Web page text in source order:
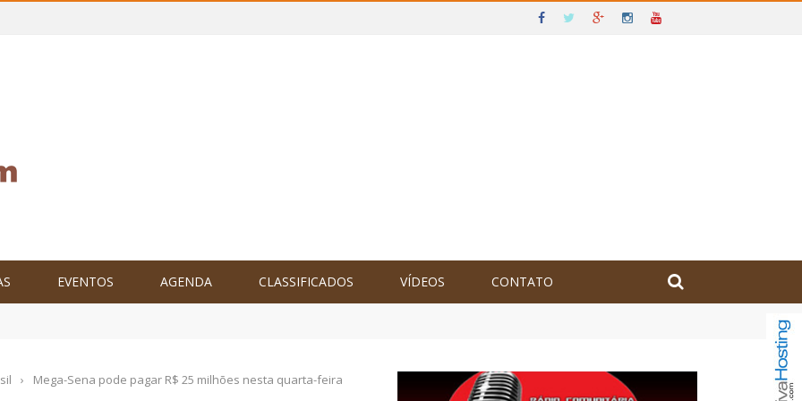
EVENTOS AGENDA CLASSIFICADOS VÍDEOS CONTATO
o Brasil no XXIV Parlamento Internacional de Escritores, na Colômbia
› Mega-Sena pode pagar R$ 25 milhões nesta quarta-feira